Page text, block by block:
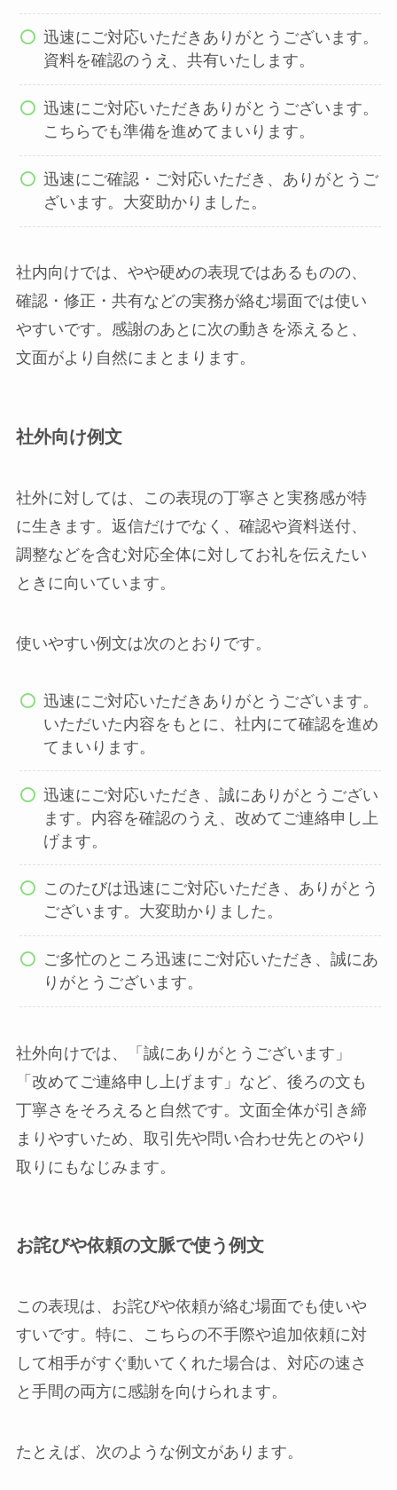
迅速にご対応いただきありがとうございます。
資料を確認のうえ、共有いたします。
迅速にご対応いただきありがとうございます。
こちらでも準備を進めてまいります。
迅速にご確認・ご対応いただき、ありがとうご
ざいます。大変助かりました。
社内向けでは、やや硬めの表現ではあるものの、
確認・修正・共有などの実務が絡む場面では使い
やすいです。感謝のあとに次の動きを添えると、
文面がより自然にまとまります。
社外向け例文
社外に対しては、この表現の丁寧さと実務感が特
に生きます。返信だけでなく、確認や資料送付、
調整などを含む対応全体に対してお礼を伝えたい
ときに向いています。
使いやすい例文は次のとおりです。
迅速にご対応いただきありがとうございます。
いただいた内容をもとに、社内にて確認を進め
てまいります。
迅速にご対応いただき、誠にありがとうござい
ます。内容を確認のうえ、改めてご連絡申し上
げます。
このたびは迅速にご対応いただき、ありがとう
ございます。大変助かりました。
ご多忙のところ迅速にご対応いただき、誠にあ
りがとうございます。
社外向けでは、「誠にありがとうございます」
「改めてご連絡申し上げます」など、後ろの文も
丁寧さをそろえると自然です。文面全体が引き締
まりやすいため、取引先や問い合わせ先とのやり
取りにもなじみます。
お詫びや依頼の文脈で使う例文
この表現は、お詫びや依頼が絡む場面でも使いや
すいです。特に、こちらの不手際や追加依頼に対
して相手がすぐ動いてくれた場合は、対応の速さ
と手間の両方に感謝を向けられます。
たとえば、次のような例文があります。